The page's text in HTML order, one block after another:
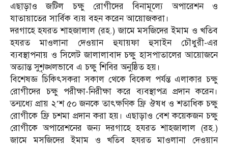
এছাড়াও জটিল চক্ষু রোগীদের বিনামূল্যে অপারেশন ও
যাতায়াতের সার্বিক ব্যয় বহন করেন আয়োজকরা।
দরগাহে হযরত শাহজালাল (রহ.) জামে মসজিদের ইমাম ও খতিব
হযরত মাওলানা দেওয়ান হুযায়ফা হুসাইন চৌধুরী-এর
ব‍্যবস্থাপনায় ও সিলেট জালালাবাদ চক্ষু হাসপাতালের আয়োজনে
অত‍্যান্ত সুশৃঙ্খলভাবে এ চক্ষু শিবির অনুষ্ঠিত হয়।
বিশেষজ্ঞ চিকিৎসকরা সকাল থেকে বিকেল পর্যন্ত এলাকার চক্ষু
রোগীদের চক্ষু পরীক্ষা-নিরীক্ষা করে ব‍্যবস্থাপত্র প্রদান করেন।
তন্মধ্যে প্রায় ২’শ ৫০ জনকে তাৎক্ষণিক ফ্রি ঔষধ ও শতাধিক চক্ষু
রোগীকে ফ্রি চশমা প্রদান করা হয়। এছাড়াও বেশ কয়েকজন চক্ষু
রোগীকে অপারেশনের জন্য দরগাহে হযরত শাহজালাল (রহ.)
জামে মসজিদের ইমাম ও খতিব হযরত মাওলানা দেওয়ান